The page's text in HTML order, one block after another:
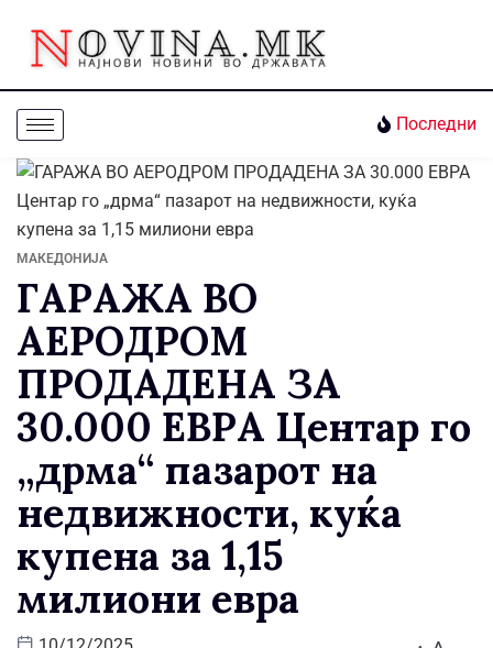
Последни
МАКЕДОНИЈА
ГАРАЖА ВО
АЕРОДРОМ
ПРОДАДЕНА ЗА
30.000 ЕВРА Центар го
„дрма“ пазарот на
недвижности, куќа
купена за 1,15
милиони евра